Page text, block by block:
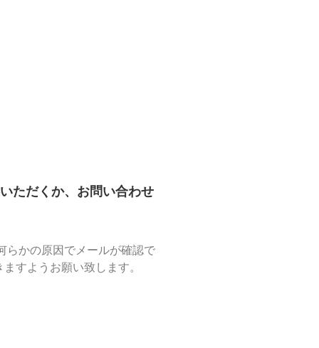
ただくか、お問い合わせ
らかの原因でメールが確認で
すようお願い致します。